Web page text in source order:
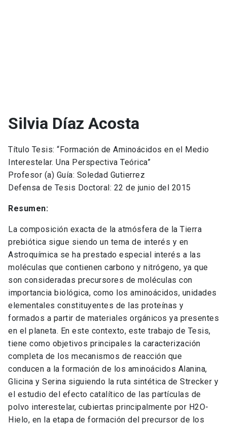
Silvia Díaz Acosta
Título Tesis: “Formación de Aminoácidos en el Medio
Interestelar. Una Perspectiva Teórica”
Profesor (a) Guía: Soledad Gutierrez
Defensa de Tesis Doctoral: 22 de junio del 2015
Resumen:
La composición exacta de la atmósfera de la Tierra
prebiótica sigue siendo un tema de interés y en
Astroquímica se ha prestado especial interés a las
moléculas que contienen carbono y nitrógeno, ya que
son consideradas precursores de moléculas con
importancia biológica, como los aminoácidos, unidades
elementales constituyentes de las proteínas y
formados a partir de materiales orgánicos ya presentes
en el planeta. En este contexto, este trabajo de Tesis,
tiene como objetivos principales la caracterización
completa de los mecanismos de reacción que
conducen a la formación de los aminoácidos Alanina,
Glicina y Serina siguiendo la ruta sintética de Strecker y
el estudio del efecto catalítico de las partículas de
polvo interestelar, cubiertas principalmente por H2O-
Hielo, en la etapa de formación del precursor de los